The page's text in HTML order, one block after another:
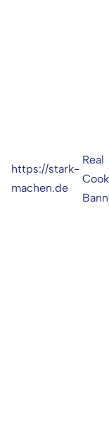
https://stark-
machen.de
Real